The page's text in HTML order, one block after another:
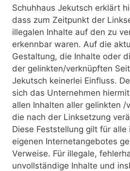
Schuhhaus Jekutsch erklärt
dass zum Zeitpunkt der
illegalen Inhalte auf den zu
erkennbar waren. Auf die
Gestaltung, die Inhalte oder
der gelinkten/verknüpften
Jekutsch keinerlei Einfluss.
sich das Unternehmen
allen Inhalten aller gelinkten /
die nach der Linksetzung
Diese Feststellung gilt für alle
eigenen Internetangebotes
Verweise. Für illegale,
unvollständige Inhalte und